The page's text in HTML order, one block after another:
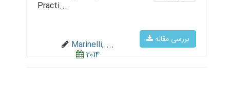
بررسی مقاله
Practi...
Marinelli, ...
2014